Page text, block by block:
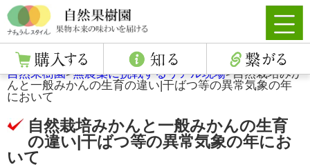
自然果樹園>無農薬に挑戦するリアル現場>自然栽培みか
んと一般みかんの生育の違い|干ばつ等の異常気象の年
において
自然栽培みかんと一般みかんの生育
の違い|干ばつ等の異常気象の年にお
いて